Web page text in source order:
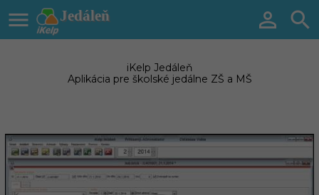
Jedáleň
  
iKelp Jedáleň
Aplikácia pre školské jedálne ZŠ a MŠ